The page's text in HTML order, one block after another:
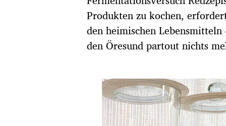
Produkten zu kochen,
den heimischen
den Öresund partout nichts